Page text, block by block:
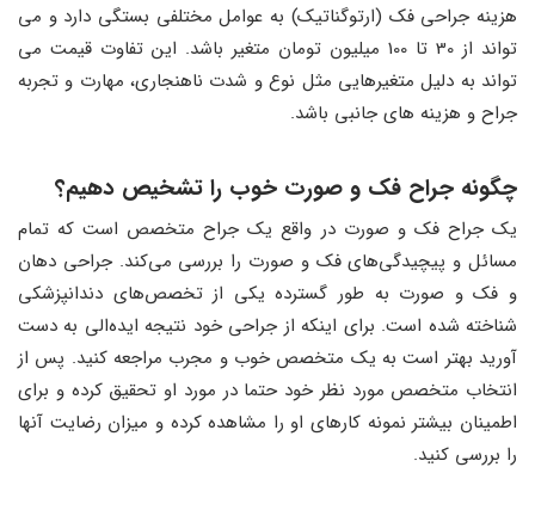
هزینه جراحی فک (ارتوگناتیک) به عوامل مختلفی بستگی دارد و می
تواند از 30 تا 100 میلیون تومان متغیر باشد. این تفاوت قیمت می
تواند به دلیل متغیرهایی مثل نوع و شدت ناهنجاری، مهارت و تجربه
جراح و هزینه های جانبی باشد.
چگونه جراح فک و صورت خوب را تشخیص دهیم؟
یک جراح فک و صورت در واقع یک جراح متخصص است که تمام
مسائل و پیچیدگی‌های فک و صورت را بررسی می‌کند. جراحی دهان
و فک و صورت به طور گسترده یکی از تخصص‌های دندانپزشکی
شناخته شده است. برای اینکه از جراحی خود نتیجه ایده‌الی به دست
آورید بهتر است به یک متخصص خوب و مجرب مراجعه کنید. پس از
انتخاب متخصص مورد نظر خود حتما در مورد او تحقیق کرده و برای
اطمینان بیشتر نمونه کارهای او را مشاهده کرده و میزان رضایت آنها
را بررسی کنید.